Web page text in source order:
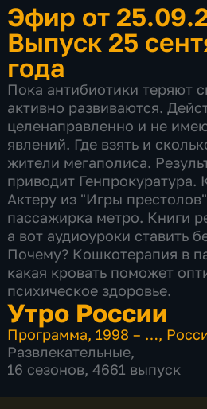
Эфир от
Выпуск 25
года
Пока антибиотики теряют
активно развиваются.
целенаправленно и не
явлений. Где взять и
жители мегаполиса.
приводит Генпрокуратура.
Актеру из "Игры
пассажирка метро. Книги
а вот аудиоуроки ставить
Почему? Кошкотерапия в
какая кровать поможет
психическое здоровье.
Утро России
Программа, 1998 – …,
Развлекательные,
16 сезонов, 4661 выпуск